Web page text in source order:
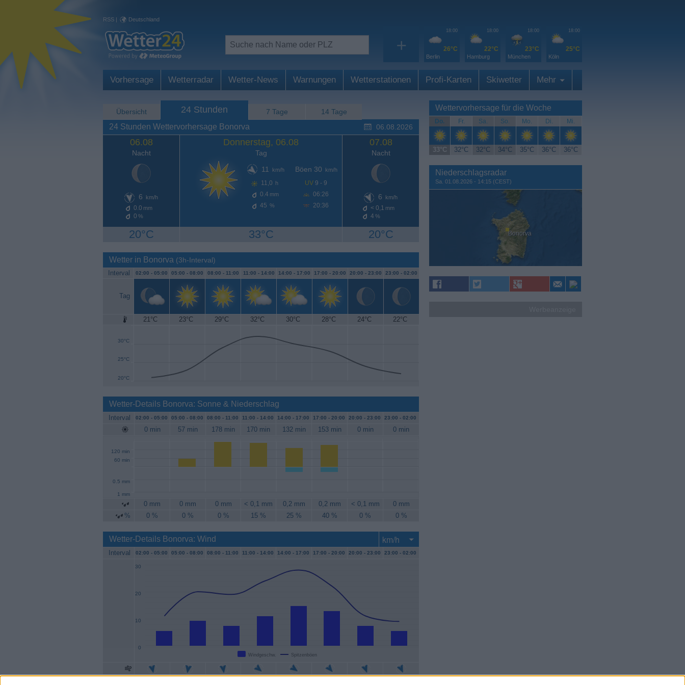
RSS | Deutschland
+
18:00
26°C
Berlin
18:00
22°C
Hamburg
18:00
23°C
München
18:00
25°C
Köln
Vorhersage Wetterradar Wetter-News Warnungen Wetterstationen Profi-Karten Skiwetter Mehr
Übersicht 24 Stunden 7 Tage 14 Tage
24 Stunden Wettervorhersage Bonorva 06.08.2026
06.08
Nacht
6 km/h
0.0 mm
0 %
20°C
Donnerstag, 06.08
Tag
11
km/h
11,0 h
0.4 mm
45 %
Böen 30 km/h
UV 9 - 9
06:26
20:36
33°C
07.08
Nacht
6 km/h
< 0,1 mm
4 %
20°C
Wetter in Bonorva (3h-Interval)
Interval 02:00 - 05:00 05:00 - 08:00 08:00 - 11:00 11:00 - 14:00 14:00 - 17:00 17:00 - 20:00 20:00 - 23:00 23:00 - 02:00
Tag
21°C 23°C 29°C 32°C 30°C 28°C 24°C 22°C
20°C
25°C
30°C
35°C
Wetter-Details Bonorva: Sonne & Niederschlag
Interval 02:00 - 05:00 05:00 - 08:00 08:00 - 11:00 11:00 - 14:00 14:00 - 17:00 17:00 - 20:00 20:00 - 23:00 23:00 - 02:00
0 min 57 min 178 min 170 min 132 min 153 min 0 min 0 min
60 min
120 min
0.5 mm
1 mm
0 mm 0 mm 0 mm < 0,1 mm 0,2 mm 0,2 mm < 0,1 mm
0 mm
%
0 % 0 % 0 % 15 % 25 % 40 % 0 % 0 %
Wetter-Details Bonorva: Wind
Interval 02:00 - 05:00 05:00 - 08:00 08:00 - 11:00 11:00 - 14:00 14:00 - 17:00 17:00 - 20:00 20:00 - 23:00 23:00 - 02:00
Windgeschw. Spitzenböen
0
10
20
30
Wettervorhersage für die Woche
Do. Fr. Sa. So. Mo. Di. Mi.
33°C 32°C 32°C 34°C 35°C 36°C 36°C
Niederschlagsradar
Sa. 01.08.2026 - 14:15 (CEST)
Bonorva